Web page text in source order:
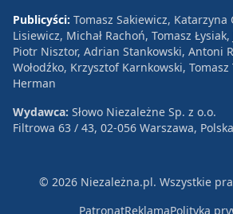
Publicyści: Tomasz Sakiewicz, Katarzyna
Lisiewicz, Michał Rachoń, Tomasz
Piotr Nisztor, Adrian Stankowski, Antoni
Wołodźko, Krzysztof Karnkowski,
Herman
Wydawca: Słowo Niezależne Sp. z o.o.
Filtrowa 63 / 43, 02-056 Warszawa, Polska
© 2026 Niezależna.pl. Wszystkie
PatronatReklamaPolityka